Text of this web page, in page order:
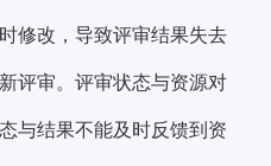
修改，导致评审结果失去
评审。评审状态与资源对
与结果不能及时反馈到资